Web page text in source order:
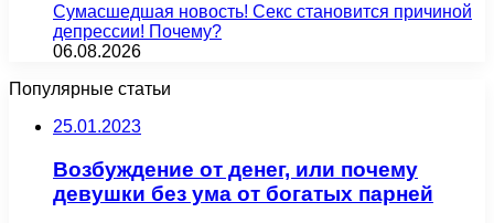
Сумасшедшая новость! Секс становится причиной
депрессии! Почему?
06.08.2026
Популярные статьи
25.01.2023
Возбуждение от денег, или почему
девушки без ума от богатых парней